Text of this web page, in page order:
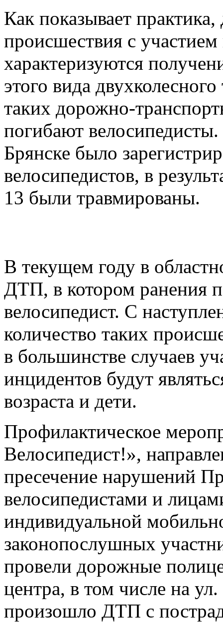
Как показывает
происшествия с участием
характеризуются
этого вида
таких дорожно-
погибают
Брянске было
велосипедистов, в
13 были травмированы.
В текущем году в
ДТП, в котором ранения
велосипедист. С
количество таких
в большинстве случаев
инцидентов будут
возраста и дети.
Профилактическое
Велосипедист!»,
пресечение нарушений
велосипедистами и
индивидуальной
законопослушных
провели дорожные
центра, в том числе на
произошло ДТП с